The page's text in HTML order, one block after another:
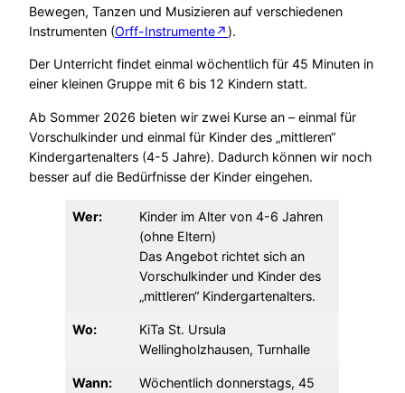
Bewegen, Tanzen und Musizieren auf verschiedenen
Instrumenten (Orff-Instrumente↗).
Der Unterricht findet einmal wöchentlich für 45 Minuten in
einer kleinen Gruppe mit 6 bis 12 Kindern statt.
Ab Sommer 2026 bieten wir zwei Kurse an – einmal für
Vorschulkinder und einmal für Kinder des „mittleren“
Kindergartenalters (4-5 Jahre). Dadurch können wir noch
besser auf die Bedürfnisse der Kinder eingehen.
Wer:
Kinder im Alter von 4-6 Jahren
(ohne Eltern)
Das Angebot richtet sich an
Vorschulkinder und Kinder des
„mittleren“ Kindergartenalters.
Wo:
KiTa St. Ursula
Wellingholzhausen, Turnhalle
Wann:
Wöchentlich donnerstags, 45